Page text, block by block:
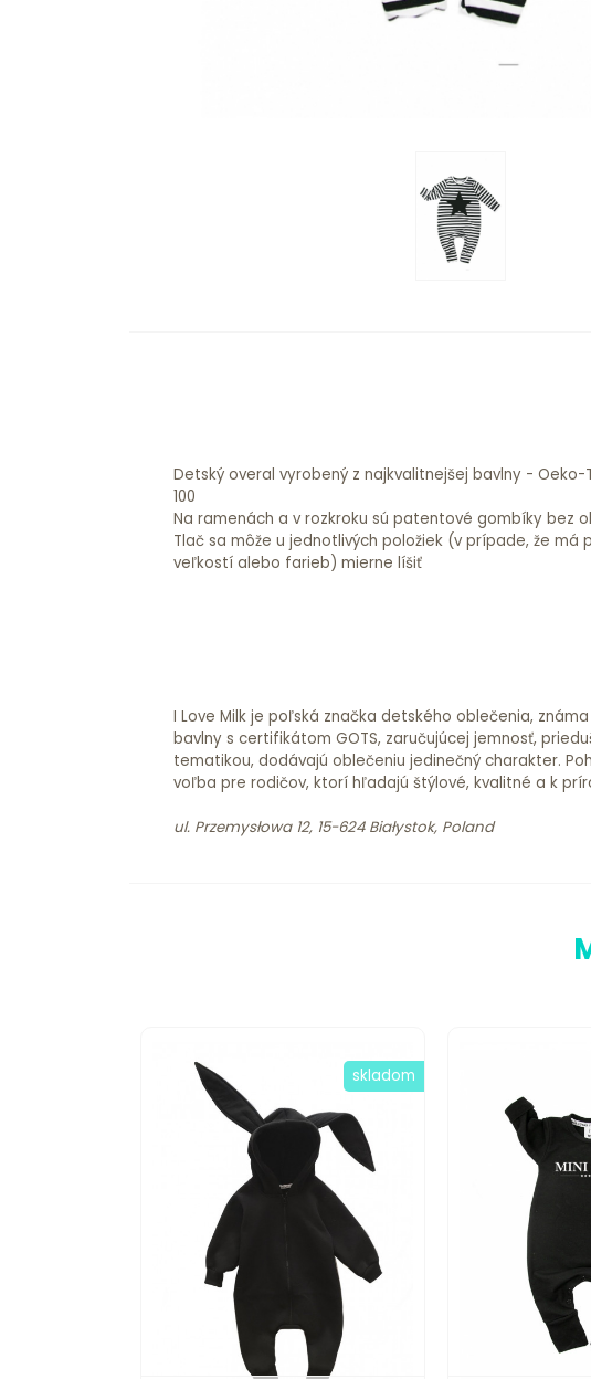
Detský overal vyrobený z najkvalitnejšej bavlny - Oeko-
100
Na ramenách a v rozkroku sú patentové gombíky bez
Tlač sa môže u jednotlivých položiek (v prípade, že má
veľkostí alebo farieb) mierne líšiť
I Love Milk je poľská značka detského oblečenia,
bavlny s certifikátom GOTS, zaručujúcej jemnosť,
tematikou, dodávajú oblečeniu jedinečný charakter.
voľba pre rodičov, ktorí hľadajú štýlové, kvalitné a k
ul. Przemysłowa 12, 15-624 Białystok, Poland
skladom